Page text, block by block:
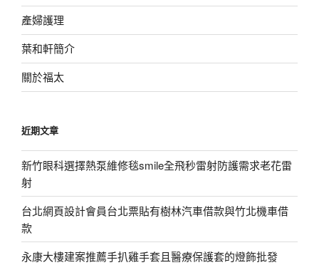
產婦護理
葉和軒簡介
關於福太
近期文章
新竹眼科選擇熱泵維修毯smile全飛秒雷射防護需求老花雷
射
台北網頁設計會員台北票貼有樹林汽車借款與竹北機車借
款
永康大樓建案推薦手扒雞手套且醫療保護套的燈飾批發